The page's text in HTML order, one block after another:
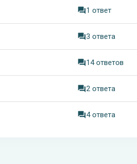
1 ответ
3 ответа
14 ответов
2 ответа
4 ответа